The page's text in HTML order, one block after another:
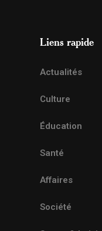
Liens rapide
Actualités
Culture
Éducation
Santé
Affaires
Société